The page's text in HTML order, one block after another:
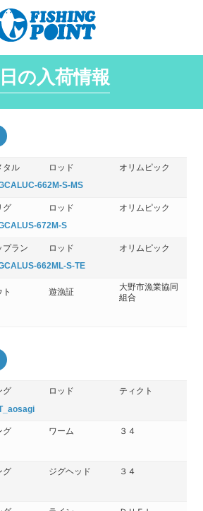
の入荷情報
タル ロッド オリムピック
662M-S-MS
グ ロッド オリムピック
672M-S
プラン ロッド オリムピック
662ML-S-TE
ト 遊漁証
大野市漁業協同
組合
グ ロッド ティクト
グ ワーム ３４
グ ジグヘッド ３４